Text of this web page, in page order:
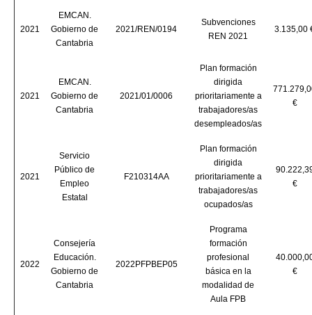
2021
EMCAN.
Gobierno de
Cantabria
2021/REN/0194
Subvenciones
REN 2021
3.135,00
2021
EMCAN.
Gobierno de
Cantabria
2021/01/0006
Plan formación
dirigida
prioritariamente a
trabajadores/as
desempleados/as
€
2021
Servicio
Público de
Empleo
Estatal
F210314AA
Plan formación
dirigida
prioritariamente a
trabajadores/as
ocupados/as
€
2022
Consejería
Educación.
Gobierno de
Cantabria
2022PFPBEP05
Programa
formación
profesional
básica en la
modalidad de
Aula FPB
€